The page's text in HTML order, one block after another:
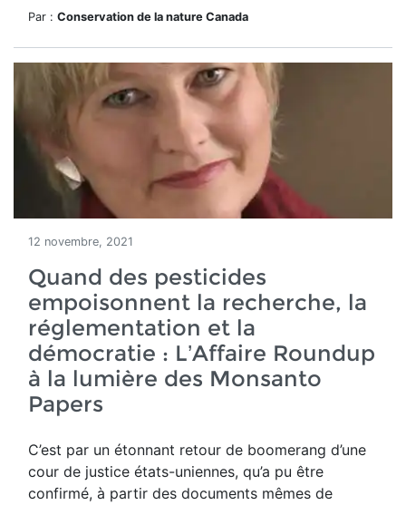
Par : Conservation de la nature Canada
12 novembre, 2021
Quand des pesticides
empoisonnent la recherche, la
réglementation et la
démocratie : L’Affaire Roundup
à la lumière des Monsanto
Papers
C’est par un étonnant retour de boomerang d’une
cour de justice états-uniennes, qu’a pu être
confirmé, à partir des documents mêmes de